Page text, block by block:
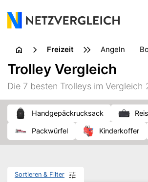
Freizeit Angeln
Musikinstrument
Outdoor
Trolley Vergleich
Die 7 besten Trolleys im Vergleich
Handgepäckrucksack
Packwürfel Kinderkoffer
Sortieren & Filter